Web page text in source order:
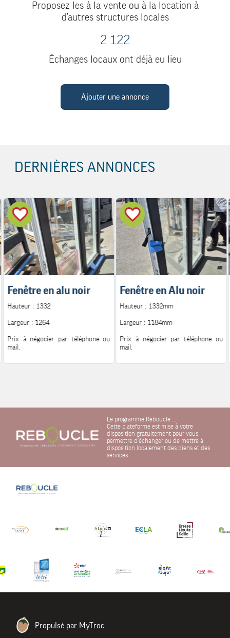
Proposez les à la vente ou à la location à
d’autres structures locales
2 122
Échanges locaux ont déjà eu lieu
Ajouter une annonce
DERNIÈRES ANNONCES
Fenêtre en alu noir
Hauteur : 1332
Largeur : 1264
Prix à négocier par téléphone ou
mail.
Pour plus d'information.
Fenêtre en Alu noir
Hauteur : 1332mm
Largeur : 1184mm
Prix à négocier par téléphone ou
mail.
Pour plus d'information.
Le programme Reboucle ...
Cette plateforme est mise à votre
disposition gratuitement pour vous
permettre d'échanger ou de mettre à
disposition localement des biens et des
services
Propulsé par MyTroc